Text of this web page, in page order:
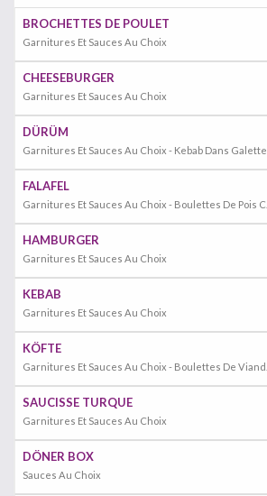
BROCHETTES DE POULET
Garnitures Et Sauces Au Choix
CHEESEBURGER
Garnitures Et Sauces Au Choix
DÜRÜM
Garnitures Et Sauces Au Choix - Kebab Dans Galette
FALAFEL
HAMBURGER
Garnitures Et Sauces Au Choix
KEBAB
Garnitures Et Sauces Au Choix
KÖFTE
SAUCISSE TURQUE
Garnitures Et Sauces Au Choix
DÖNER BOX
Sauces Au Choix